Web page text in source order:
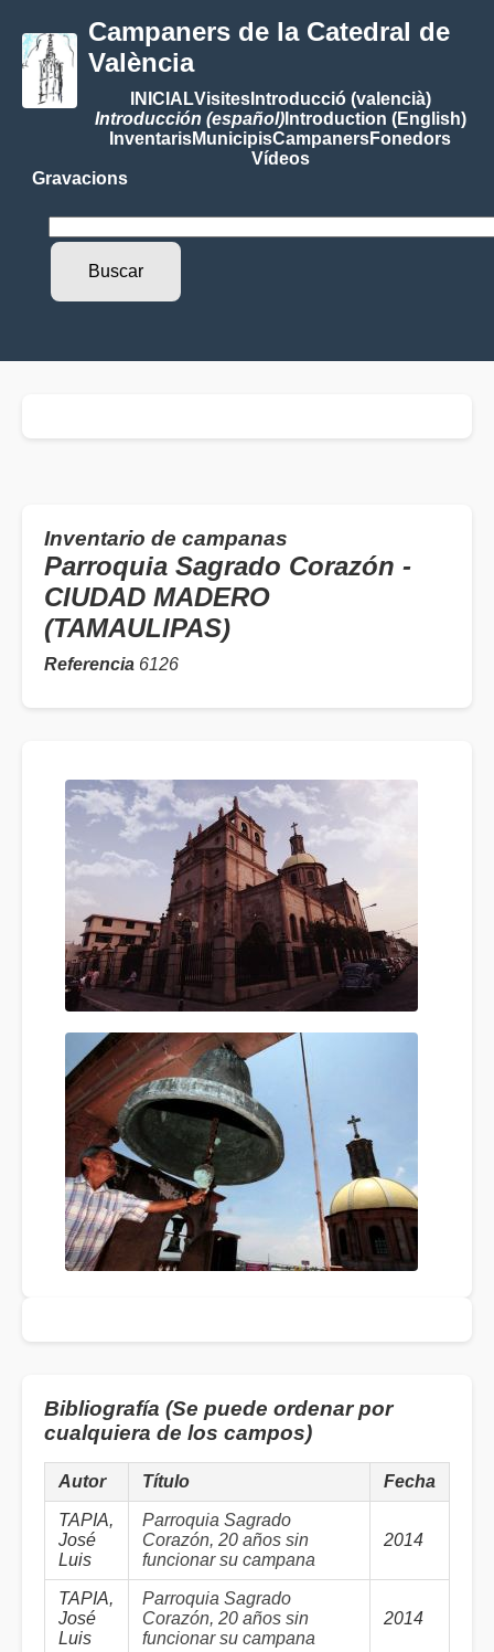
Campaners de la Catedral de
València
INICIALVisitesIntroducció (valencià)
Introducción (español)Introduction (English)
InventarisMunicipisCampanersFonedors
Vídeos
Gravacions
Inventario de campanas
Parroquia Sagrado Corazón -
CIUDAD MADERO
(TAMAULIPAS)
Referencia 6126
Bibliografía (Se puede ordenar por
cualquiera de los campos)
Autor Título Fecha
TAPIA,
José
Luis
Parroquia Sagrado
Corazón, 20 años sin
funcionar su campana
2014
TAPIA,
José
Luis
Parroquia Sagrado
Corazón, 20 años sin
funcionar su campana
2014